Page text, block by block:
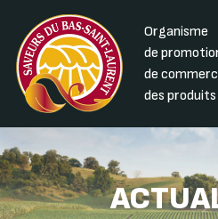
Organisme
de
de
des